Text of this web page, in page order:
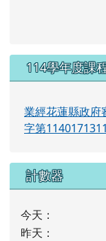
114學年度課
業經花蓮縣政府
字第
計數器
今天：
昨天：